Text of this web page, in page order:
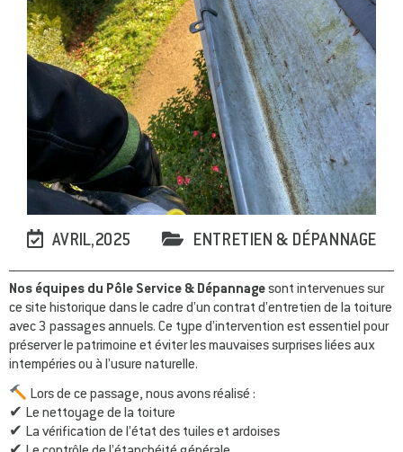
AVRIL,2025 ENTRETIEN & DÉPANNAGE
Nos équipes du Pôle Service & Dépannage sont intervenues sur
ce site historique dans le cadre d’un contrat d’entretien de la toiture
avec 3 passages annuels. Ce type d’intervention est essentiel pour
préserver le patrimoine et éviter les mauvaises surprises liées aux
intempéries ou à l’usure naturelle.
Lors de ce passage, nous avons réalisé :
✔ Le nettoyage de la toiture
✔ La vérification de l’état des tuiles et ardoises